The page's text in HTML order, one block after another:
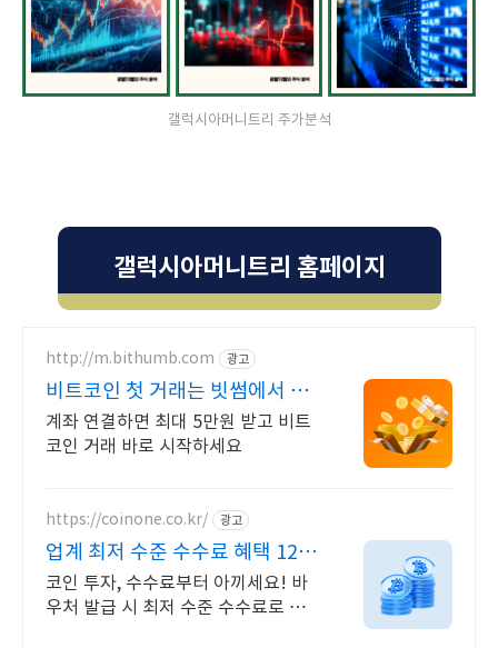
갤럭시아머니트리 주가분석
갤럭시아머니트리 홈페이지
http://m.bithumb.com 광고
비트코인 첫 거래는 빗썸에서 신
규 가입 시 5만원 혜택
계좌 연결하면 최대 5만원 받고 비트
코인 거래 바로 시작하세요
https://coinone.co.kr/ 광고
업계 최저 수준 수수료 혜택 12년
무사고 거래소
코인 투자, 수수료부터 아끼세요! 바
우처 발급 시 최저 수준 수수료로 거